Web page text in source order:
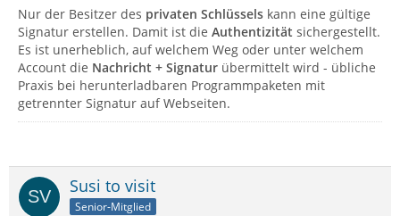
Nur der Besitzer des privaten Schlüssels kann eine gültige
Signatur erstellen. Damit ist die Authentizität sichergestellt.
Es ist unerheblich, auf welchem Weg oder unter welchem
Account die Nachricht + Signatur übermittelt wird - übliche
Praxis bei herunterladbaren Programmpaketen mit
getrennter Signatur auf Webseiten.
Susi to visit
Senior-Mitglied